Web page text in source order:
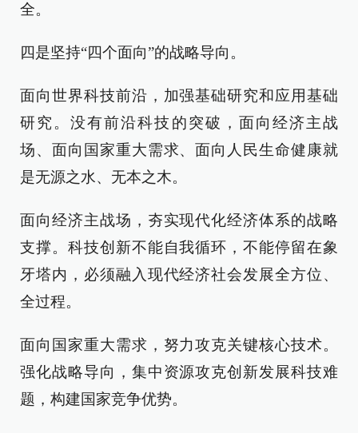
全。
四是坚持“四个面向”的战略导向。
面向世界科技前沿，加强基础研究和应用基础
研究。没有前沿科技的突破，面向经济主战
场、面向国家重大需求、面向人民生命健康就
是无源之水、无本之木。
面向经济主战场，夯实现代化经济体系的战略
支撑。科技创新不能自我循环，不能停留在象
牙塔内，必须融入现代经济社会发展全方位、
全过程。
面向国家重大需求，努力攻克关键核心技术。
强化战略导向，集中资源攻克创新发展科技难
题，构建国家竞争优势。